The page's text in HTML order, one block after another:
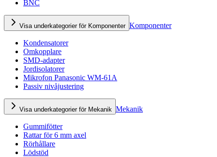
BNC
Visa underkategorier för Komponenter Komponenter
Kondensatorer
Omkopplare
SMD-adapter
Jordisolatorer
Mikrofon Panasonic WM-61A
Passiv nivåjustering
Visa underkategorier för Mekanik Mekanik
Gummifötter
Rattar för 6 mm axel
Rörhållare
Lödstöd